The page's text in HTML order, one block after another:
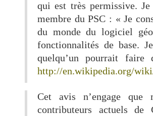
qui est très permissive.
membre du PSC : « Je
du monde du logiciel
fonctionnalités de base.
quelqu’un pourrait
http://en.wikipedia.org/
Cet avis n’engage que
contributeurs actuels de